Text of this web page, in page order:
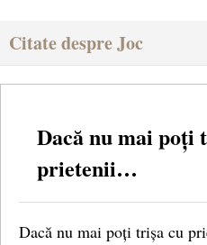
Citate despre Joc
Dacă nu mai poți
prietenii…
Dacă nu mai poți trișa cu